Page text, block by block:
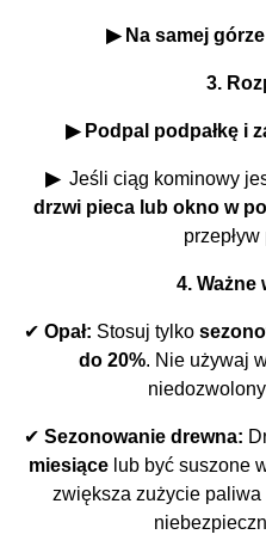
▶ Na samej
3.
▶ Podpal podpałkę i
▶ Jeśli ciąg kominowy
drzwi pieca lub okno w
4. Ważne
✔ Opał: Stosuj tylko
do 20%. Nie używaj
✔ Sezonowanie drewna:
miesiące lub być suszone
zwiększa zużycie